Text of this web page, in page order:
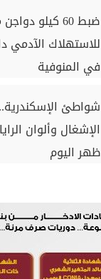
ضبط 60 كيلو
للاستهلاك الآدمي
في المنوفية
شواطئ
الإشغال وألوان
ظهر اليوم